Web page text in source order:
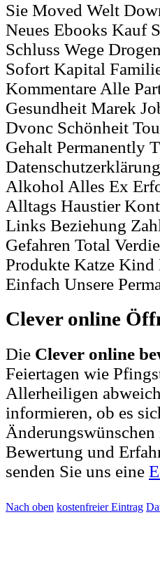
Sie Moved Welt
Neues Ebooks Kauf
Schluss Wege
Sofort Kapital
Kommentare Alle
Gesundheit Marek
Dvonc Schönheit
Gehalt Permanently
Alkohol Alles Ex
Alltags Haustier
Links Beziehung
Gefahren Total
Produkte Katze Kind
Einfach Unsere
Clever online
Die Clever online
Feiertagen wie
Allerheiligen
informieren, ob es
Bewertung und
senden Sie uns eine
Nach oben kostenfreier Eintrag